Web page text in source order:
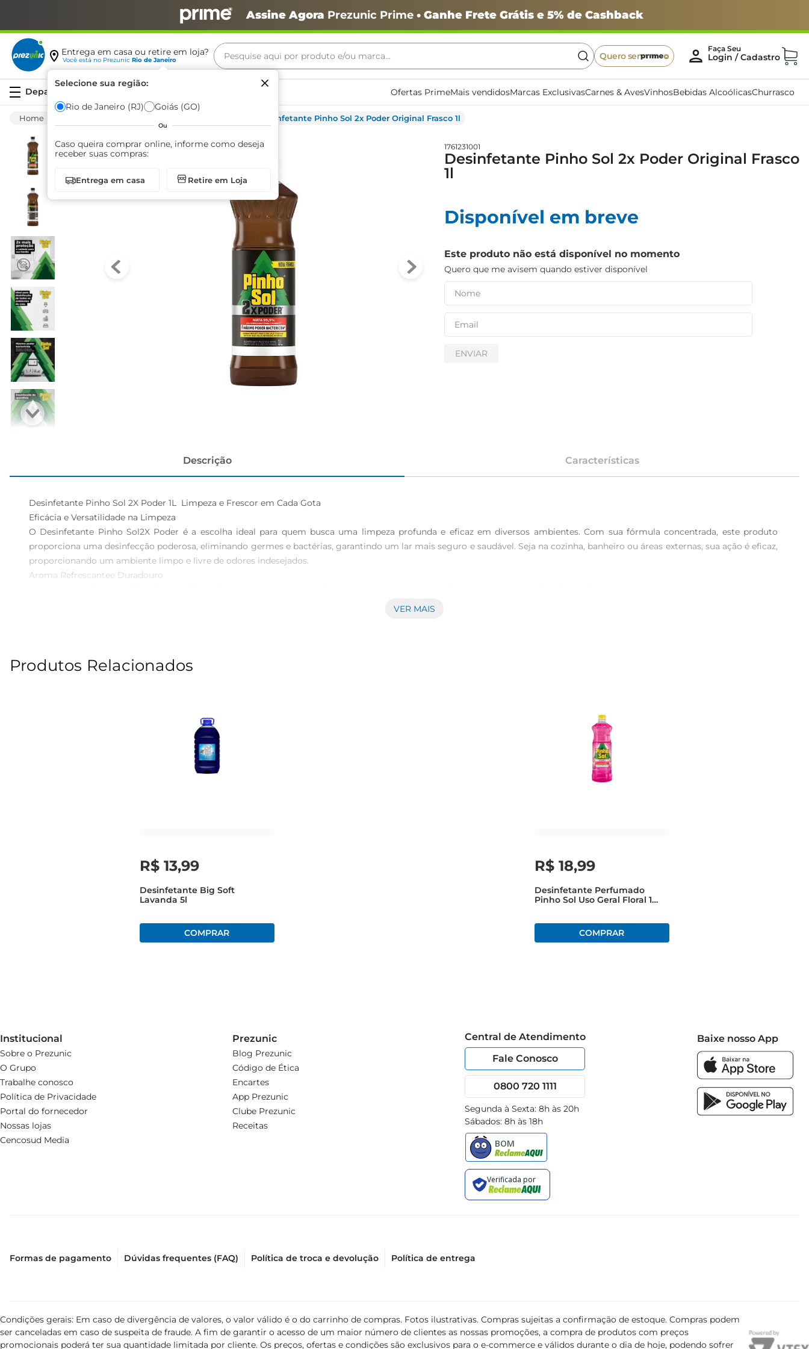
Assine Agora Prezunic Prime• Ganhe Frete Grátis e 5% de Cashback
Entrega em casa ou retire em loja?
Você está no Prezunic Rio de Janeiro
Selecione sua região:
Rio de Janeiro (RJ) Goiás (GO)
Ou
Caso queira comprar online, informe como deseja
receber suas compras:
Entrega em casa Retire em Loja
Pesquise aqui por produto e/ou marca...
Quero ser
Ofertas PrimeMais vendidosMarcas ExclusivasCarnes & AvesVinhosBebidas AlcoólicasChurrasco
Desinfetante Pinho Sol 2x Poder Original Frasco 1l
1761231001
Desinfetante Pinho Sol 2x Poder Original Frasco
1l
Disponível em breve
Este produto não está disponível no momento
Quero que me avisem quando estiver disponível
ENVIAR
Descrição Características
Desinfetante Pinho Sol 2X Poder 1L  Limpeza e Frescor em Cada Gota
Eficácia e Versatilidade na Limpeza
O Desinfetante Pinho Sol2X Poder é a escolha ideal para quem busca uma limpeza profunda e eficaz em diversos ambientes. Com sua fórmula concentrada, este produto
proporciona uma desinfecção poderosa, eliminando germes e bactérias, garantindo um lar mais seguro e saudável. Seja na cozinha, banheiro ou áreas externas, sua ação é eficaz,
proporcionando um ambiente limpo e livre de odores indesejados.
Aroma Refrescantee Duradouro
experiência agradável durante e após a limpeza. Sua fragrância duradoura transforma a rotina de limpeza em um momento mais prazeroso, fazendo com que cada espaço da sua
desinfecção mais intensa. Sua versatilidade permite quevocê adapte a aplicação conforme a necessidade, garantindo que cada canto da sua casa receba a atenção que merece.
VER MAIS
Produtos Relacionados
R$ 13,99
Desinfetante Big Soft
Lavanda 5l
R$ 18,99
Desinfetante Perfumado
Pinho Sol Uso Geral Floral 1
Institucional
Sobre o Prezunic
O Grupo
Trabalhe conosco
Política de Privacidade
Portal do fornecedor
Nossas lojas
Cencosud Media
Prezunic
Blog Prezunic
Código de Ética
Encartes
App Prezunic
Clube Prezunic
Receitas
Central de Atendimento
Fale Conosco
0800 720 1111
Segunda à Sexta: 8h às 20h
Sábados: 8h às 18h
Baixe nosso App
Formas de pagamento Dúvidas frequentes (FAQ) Política de troca e devolução Política de entrega
Condições gerais: Em caso de divergência de valores, o valor válido é o do carrinho de compras. Fotos ilustrativas. Compras sujeitas a confirmação de estoque. Compras podem
ser canceladas em caso de suspeita de fraude. A fim de garantir o acesso de um maior número de clientes as nossas promoções, a compra de produtos com preços
promocionais poderá ter sua quantidade limitada por cliente. Os preços, ofertas e condições são exclusivos para o e-commerce e válidos durante o dia de hoje, podendo sofrer
Termos mais buscados
café
biscoito
azeite
iogurte
papel higiênico
cerveja